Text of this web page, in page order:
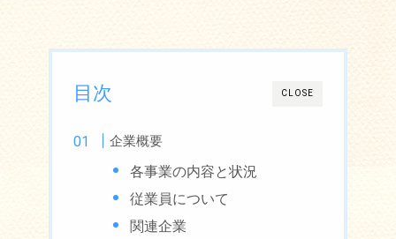
CLOSE
目次
企業概要
各事業の内容と状況
従業員について
関連企業